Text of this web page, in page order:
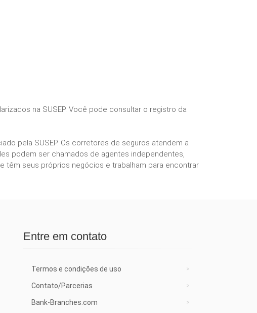
na SUSEP. Você pode consultar o registro da
pela SUSEP. Os corretores de seguros atendem a
podem ser chamados de agentes independentes,
têm seus próprios negócios e trabalham para encontrar
Entre em contato
Termos e condições de uso
Contato/Parcerias
Bank-Branches.com